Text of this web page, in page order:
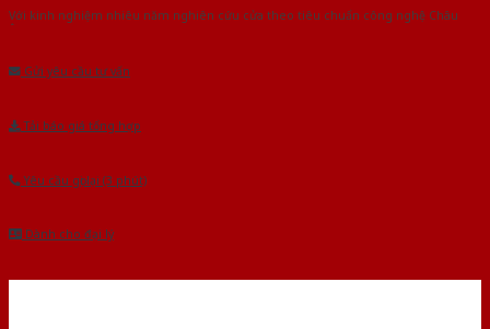
Với kinh nghiệm nhiêu năm nghiên cứu cửa theo tiêu chuẩn công nghệ Châu
Âu.Chúng tôi tự tin là nhà sản xuất & cung cấp hàng đầu tại Việt Nam!
Gửi yêu cầu tư vấn
Tải báo giá tổng hợp
Yêu cầu gọi lại (3 phút)
Dành cho đại lý